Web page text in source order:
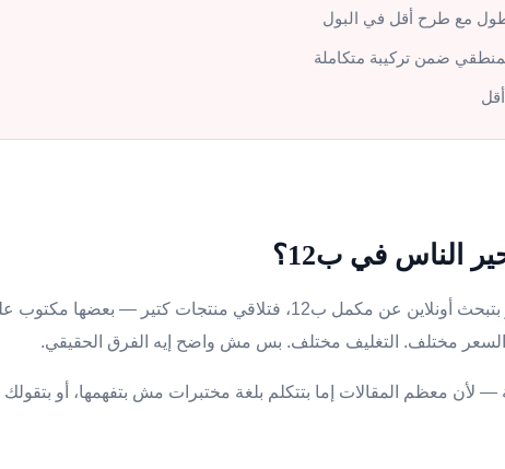
ضمن تركيبة متكاملة
الناس في ب12؟
بتروح الصيدلية أو بتبحث أونلاين عن مكمل ب12، فتلاقي منتجات
السعر مختلف. التغليف مختلف. بس مش واضح إيه الفرق الحقيقي.
— لأن معظم المقالات إما بتتكلم بلغة مختبرات مش بتفهمها، أو